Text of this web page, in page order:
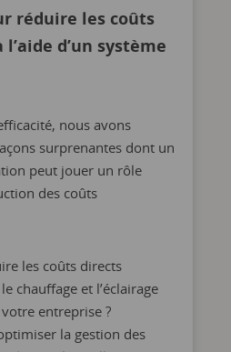
réduire les coûts
d’un système
nous avons
surprenantes dont un
peut jouer un rôle
des coûts
les coûts directs
chauffage et l’éclairage
entreprise ?
la gestion des